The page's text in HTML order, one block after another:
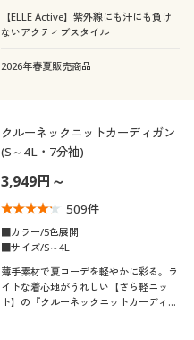
【ELLE Active】紫外線にも汗にも負け
ないアクティブスタイル
2026年春夏販売商品
クルーネックニットカーディガン
(S～4L・7分袖)
3,949円～
509件
■カラー/5色展開
■サイズ/S～4L
薄手素材で夏コーデを軽やかに彩る。ラ
イトな着心地がうれしい【さら軽ニッ
ト】の『クルーネックニットカーディガ